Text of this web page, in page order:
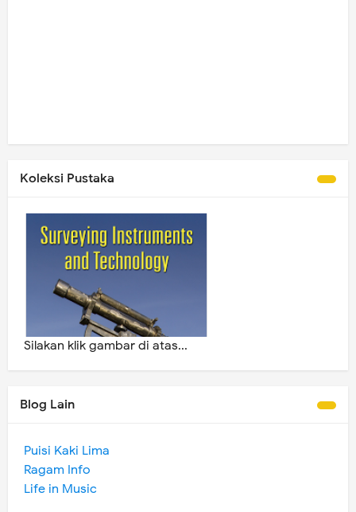
Koleksi Pustaka
Silakan klik gambar di atas...
Blog Lain
Puisi Kaki Lima
Ragam Info
Life in Music